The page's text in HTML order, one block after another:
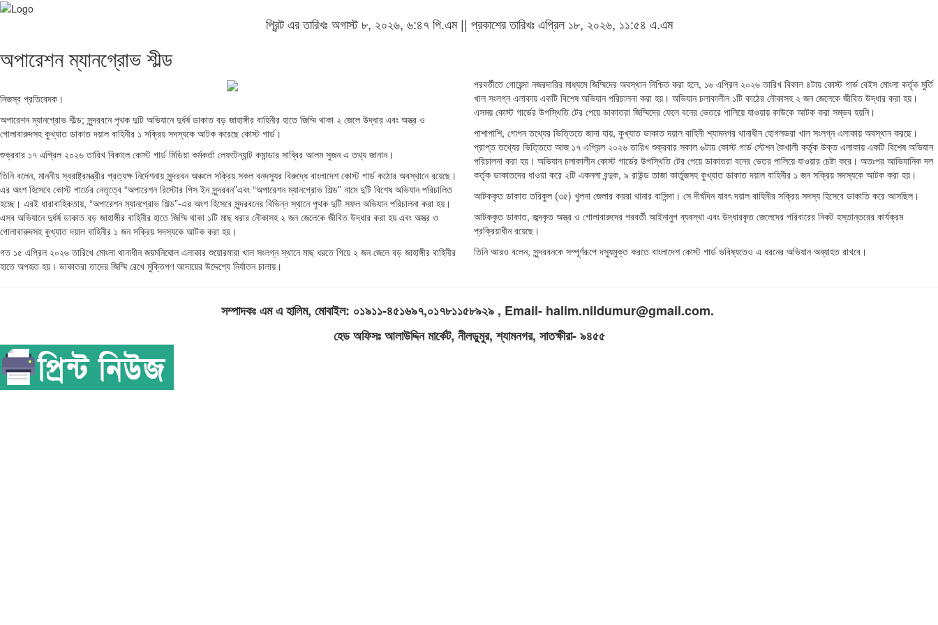
প্রিন্ট এর তারিখঃ অগাস্ট ৮, ২০২৬, ৬:৪৭ পি.এম || প্রকাশের তারিখঃ এপ্রিল ১৮, ২০২৬, ১১:৫৪ এ.এম
অপারেশন ম্যানগ্রোভ শীল্ড
নিজস্ব প্রতিবেদক।
অপারেশন ম্যানগ্রোভ শীল্ড; সুন্দরবনে পৃথক দুটি অভিযানে দুর্ধর্ষ ডাকাত বড় জাহাঙ্গীর বাহিনীর হাতে জিম্মি থাকা ২ জেলে উদ্ধার এবং অস্ত্র ও
গোলাবারুদসহ কুখ্যাত ডাকাত দয়াল বাহিনীর ১ সক্রিয় সদস্যকে আটক করেছে কোস্ট গার্ড।
শুক্রবার ১৭ এপ্রিল ২০২৬ তারিখ বিকালে কোস্ট গার্ড মিডিয়া কর্মকর্তা লেফটেন্যান্ট কমান্ডার সাব্বির আলম সুজন এ তথ্য জানান।
তিনি বলেন, মাননীয় স্বরাষ্ট্রমন্ত্রীর প্রত্যক্ষ নির্দেশনায় সুন্দরবন অঞ্চলে সক্রিয় সকল বনদস্যুর বিরুদ্ধে বাংলাদেশ কোস্ট গার্ড কঠোর অবস্থানে রয়েছে।
এর অংশ হিসেবে কোস্ট গার্ডের নেতৃত্বে “অপারেশন রিস্টোর পিস ইন সুন্দরবন”এবং “অপারেশন ম্যানগ্রোভ শিল্ড” নামে দুটি বিশেষ অভিযান পরিচালিত
হচ্ছে। এরই ধারাবাহিকতায়, “অপারেশন ম্যানগ্রোভ শিল্ড”-এর অংশ হিসেবে সুন্দরবনের বিভিন্ন স্থানে পৃথক দুটি সফল অভিযান পরিচালনা করা হয়।
এসব অভিযানে দুর্ধর্ষ ডাকাত বড় জাহাঙ্গীর বাহিনীর হাতে জিম্মি থাকা ১টি মাছ ধরার নৌকাসহ ২ জন জেলেকে জীবিত উদ্ধার করা হয় এবং অস্ত্র ও
গোলাবারুদসহ কুখ্যাত দয়াল বাহিনীর ১ জন সক্রিয় সদস্যকে আটক করা হয়।
গত ১৫ এপ্রিল ২০২৬ তারিখে মোংলা থানাধীন জয়মনিঘোল এলাকার শুয়োরমারা খাল সংলগ্ন স্থানে মাছ ধরতে গিয়ে ২ জন জেলে বড় জাহাঙ্গীর বাহিনীর
হাতে অপহৃত হয়। ডাকাতরা তাদের জিম্মি রেখে মুক্তিপণ আদায়ের উদ্দেশ্যে নির্যাতন চালায়।
পরবর্তীতে গোয়েন্দা নজরদারির মাধ্যমে জিম্মিদের অবস্থান নিশ্চিত করা হলে, ১৬ এপ্রিল ২০২৬ তারিখ বিকাল ৪টায় কোস্ট গার্ড বেইস মোংলা কর্তৃক মুর্তি
খাল সংলগ্ন এলাকায় একটি বিশেষ অভিযান পরিচালনা করা হয়। অভিযান চলাকালীন ১টি কাঠের নৌকাসহ ২ জন জেলেকে জীবিত উদ্ধার করা হয়।
এসময় কোস্ট গার্ডের উপস্থিতি টের পেয়ে ডাকাতরা জিম্মিদের ফেলে বনের ভেতরে পালিয়ে যাওয়ায় কাউকে আটক করা সম্ভব হয়নি।
পাশাপাশি, গোপন তথ্যের ভিত্তিতে জানা যায়, কুখ্যাত ডাকাত দয়াল বাহিনী শ্যামনগর থানাধীন হোগলডরা খাল সংলগ্ন এলাকায় অবস্থান করছে।
প্রাপ্ত তথ্যের ভিত্তিতে আজ ১৭ এপ্রিল ২০২৬ তারিখ শুক্রবার সকাল ৬টায় কোস্ট গার্ড স্টেশন কৈখালী কর্তৃক উক্ত এলাকায় একটি বিশেষ অভিযান
পরিচালনা করা হয়। অভিযান চলাকালীন কোস্ট গার্ডের উপস্থিতি টের পেয়ে ডাকাতরা বনের ভেতর পালিয়ে যাওয়ার চেষ্টা করে। অতঃপর আভিযানিক দল
কর্তৃক ডাকাতদের ধাওয়া করে ২টি একনলা বন্দুক, ৯ রাউন্ড তাজা কার্তুজসহ কুখ্যাত ডাকাত দয়াল বাহিনীর ১ জন সক্রিয় সদস্যকে আটক করা হয়।
আটককৃত ডাকাত তরিকুল (৩৫) খুলনা জেলার কয়রা থানার বাসিন্দা। সে দীর্ঘদিন যাবৎ দয়াল বাহিনীর সক্রিয় সদস্য হিসেবে ডাকাতি করে আসছিল।
আটককৃত ডাকাত, জব্দকৃত অস্ত্র ও গোলাবারুদের পরবর্তী আইনানুগ ব্যবস্থা এবং উদ্ধারকৃত জেলেদের পরিবারের নিকট হস্তান্তরের কার্যক্রম
প্রক্রিয়াধীন রয়েছে।
তিনি আরও বলেন, সুন্দরবনকে সম্পূর্ণরূপে দস্যুমুক্ত করতে বাংলাদেশ কোস্ট গার্ড ভবিষ্যতেও এ ধরনের অভিযান অব্যাহত রাখবে।
সম্পাদকঃ এম এ হালিম, মোবাইল: ০১৯১১-৪৫১৬৯৭,০১৭৮১১৫৮৯২৯ , Email- halim.nildumur@gmail.com.
হেড অফিসঃ আলাউদ্দিন মার্কেট, নীলডুমুর, শ্যামনগর, সাতক্ষীরা- ৯৪৫৫